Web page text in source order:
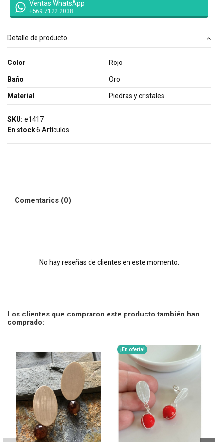
Ventas WhatsApp
+569 7122 2038
Detalle de producto
Color Rojo
Baño Oro
Material Piedras y cristales
SKU: e1417
En stock6 Artículos
Comentarios (0)
No hay reseñas de clientes en este momento.
Los clientes que compraron este producto también han
comprado:
¡En oferta!